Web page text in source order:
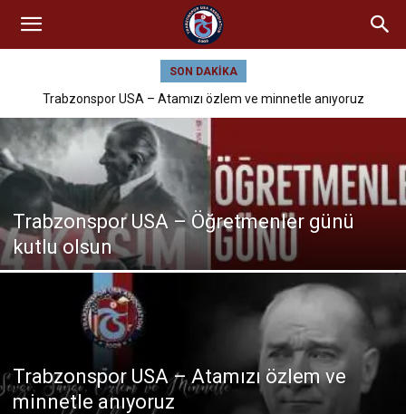
SON DAKIKA
Trabzonspor USA – Atamızı özlem ve minnetle anıyoruz
Trabzonspor USA – Öğretmenler günü
kutlu olsun
Trabzonspor USA – Atamızı özlem ve
minnetle anıyoruz